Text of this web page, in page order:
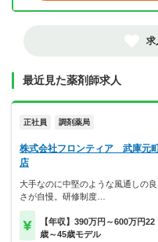
求
最近見た薬剤師求人
正社員 調剤薬局
株式会社フロンティア 武庫元
店
大手なのに中堅のような風通しの良
さが自慢。研修制度…
【年収】390万円～600万円22
歳～45歳モデル